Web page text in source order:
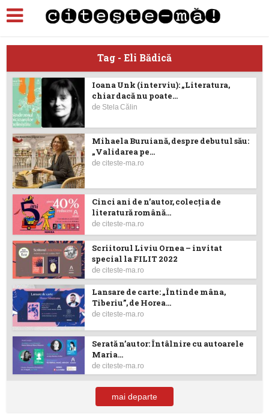
Tag - Eli Bădică
Ioana Unk (interviu): „Literatura,
chiar dacă nu poate...
de Stela Călin
Mihaela Buruiană, despre debutul său:
„Validarea pe...
deciteste-ma.ro
Cinci ani de n’autor, colecția de
literatură română...
deciteste-ma.ro
Scriitorul Liviu Ornea – invitat
special la FILIT 2022
deciteste-ma.ro
Lansare de carte: „Întinde mâna,
Tiberiu”, de Horea...
deciteste-ma.ro
Serată n’autor: Întâlnire cu autoarele
Maria...
deciteste-ma.ro
mai departe